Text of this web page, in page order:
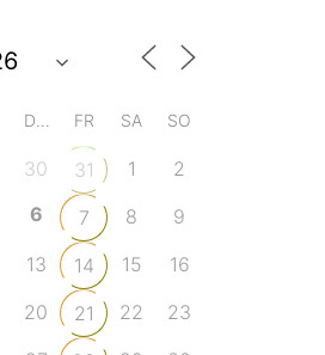
DO FR SA SO
30 31 1
2
6 7 8
9
13 14 15
16
20 21 22
23